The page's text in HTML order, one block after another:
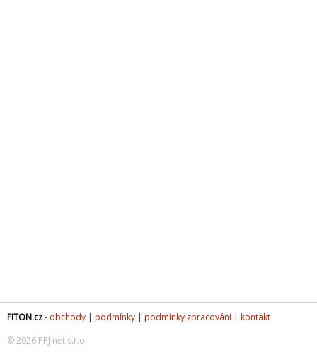
FITON.cz- obchody | podmínky | podmínky zpracování | kontakt
© 2026 PPJ net s.r.o.